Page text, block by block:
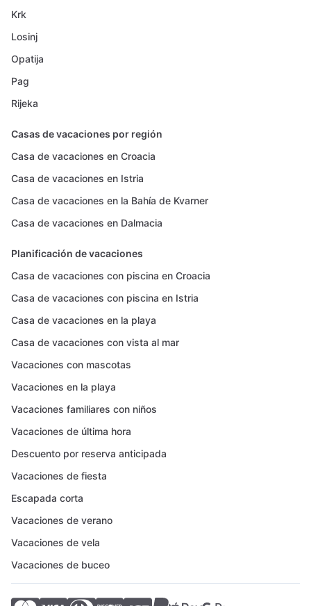
Krk
Losinj
Opatija
Pag
Rijeka
Casas de vacaciones por región
Casa de vacaciones en Croacia
Casa de vacaciones en Istria
Casa de vacaciones en la Bahía de Kvarner
Casa de vacaciones en Dalmacia
Planificación de vacaciones
Casa de vacaciones con piscina en Croacia
Casa de vacaciones con piscina en Istria
Casa de vacaciones en la playa
Casa de vacaciones con vista al mar
Vacaciones con mascotas
Vacaciones en la playa
Vacaciones familiares con niños
Vacaciones de última hora
Descuento por reserva anticipada
Vacaciones de fiesta
Escapada corta
Vacaciones de verano
Vacaciones de vela
Vacaciones de buceo